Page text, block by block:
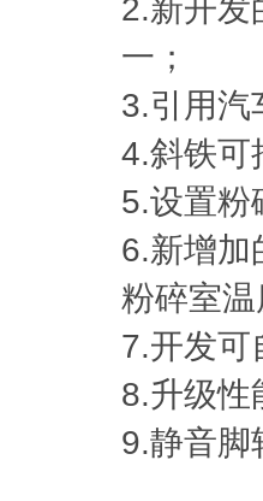
2.新开发
一；
3.引用汽
4.斜铁可
5.设置粉
6.新增加
粉碎室
7.开发可
8.升级性
9.静音脚